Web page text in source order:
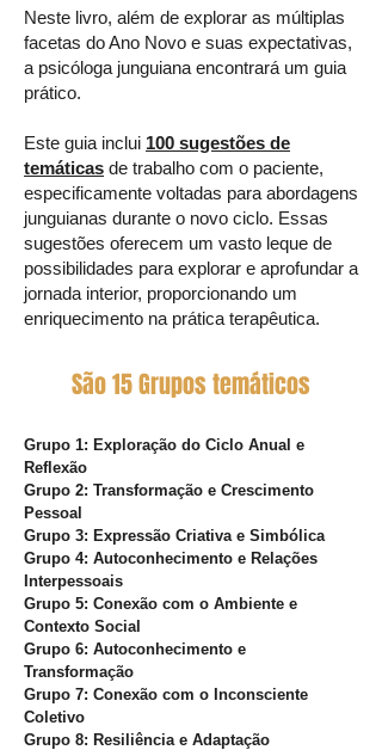
Neste livro, além de explorar as múltiplas
facetas do Ano Novo e suas expectativas,
a psicóloga junguiana encontrará um guia
prático.
Este guia inclui 100 sugestões de
temáticas de trabalho com o paciente,
especificamente voltadas para abordagens
junguianas durante o novo ciclo. Essas
sugestões oferecem um vasto leque de
possibilidades para explorar e aprofundar a
jornada interior, proporcionando um
enriquecimento na prática terapêutica.
São 15 Grupos temáticos
Grupo 1: Exploração do Ciclo Anual e
Reflexão
Grupo 2: Transformação e Crescimento
Pessoal
Grupo 3: Expressão Criativa e Simbólica
Grupo 4: Autoconhecimento e Relações
Interpessoais
Grupo 5: Conexão com o Ambiente e
Contexto Social
Grupo 6: Autoconhecimento e
Transformação
Grupo 7: Conexão com o Inconsciente
Coletivo
Grupo 8: Resiliência e Adaptação